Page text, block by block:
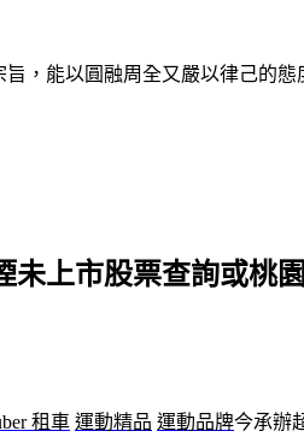
，能以圓融周全又嚴以律己的
未上市股票查詢或桃
租車 運動精品 運動品牌今承辦